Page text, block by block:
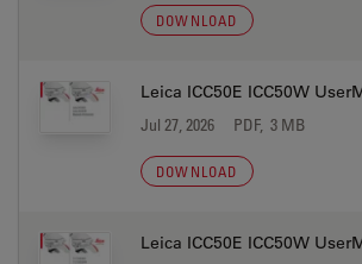
DOWNLOAD
Leica ICC50E ICC50W
Jul 27, 2026 PDF, 3 MB
DOWNLOAD
Leica ICC50E ICC50W